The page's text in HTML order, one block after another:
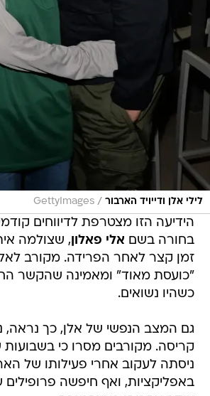
לילי אלן ודייויד הארבור /
GettyImages
הידיעה הזו מצטרפת לדיווחים
בחורה בשם אלי פאלון, שצולמה
זמן קצר לאחר הפרידה. מקורב
"כועסת מאוד" ומאמינה שהקשר
כשהיו נשואים.
גם המצב הנפשי של אלן, כך נראה,
קריסה. מקורבים מסרו כי
ניסתה לעקוב אחרי פעילותו של
באפליקציות, ואף חיפשה